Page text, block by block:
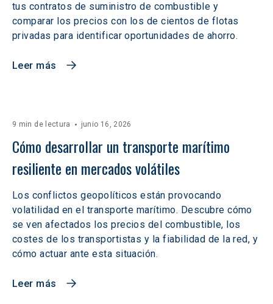
tus contratos de suministro de combustible y
comparar los precios con los de cientos de flotas
privadas para identificar oportunidades de ahorro.
Leer más
9 min de lectura junio 16, 2026
Cómo desarrollar un transporte marítimo
resiliente en mercados volátiles
Los conflictos geopolíticos están provocando
volatilidad en el transporte marítimo. Descubre cómo
se ven afectados los precios del combustible, los
costes de los transportistas y la fiabilidad de la red, y
cómo actuar ante esta situación.
Leer más